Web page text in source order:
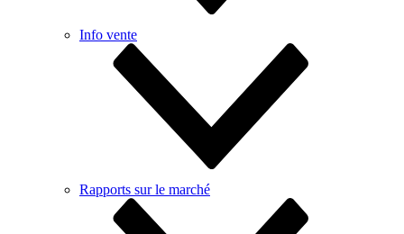
Info vente
Rapports sur le marché